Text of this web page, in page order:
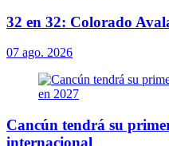
32 en 32: Colorado
07 ago. 2026
Cancún tendrá su
internacional